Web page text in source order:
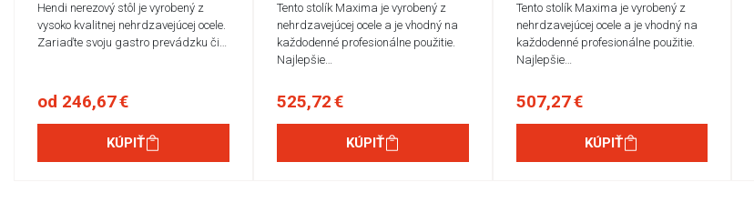
Hendi nerezový stôl je vyrobený z
vysoko kvalitnej nehrdzavejúcej ocele.
Zariaďte svoju gastro prevádzku či…
od 246,67 €
KÚPIŤ
Tento stolík Maxima je vyrobený z
nehrdzavejúcej ocele a je vhodný na
každodenné profesionálne použitie.
Najlepšie…
525,72 €
KÚPIŤ
Tento stolík Maxima je vyrobený z
nehrdzavejúcej ocele a je vhodný na
každodenné profesionálne použitie.
Najlepšie…
507,27 €
KÚPIŤ